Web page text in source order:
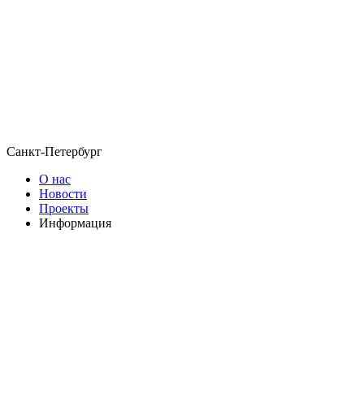
Санкт-Петербург
О нас
Новости
Проекты
Информация